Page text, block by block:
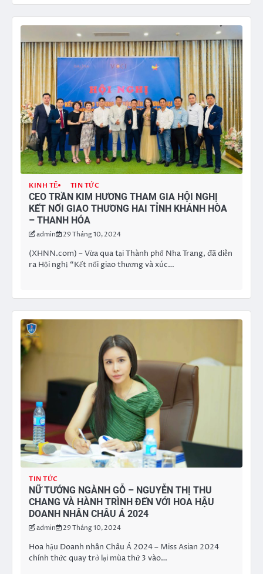
KINH TẾ TIN TỨC
CEO TRẦN KIM HƯƠNG THAM GIA HỘI NGHỊ
KẾT NỐI GIAO THƯƠNG HAI TỈNH KHÁNH HÒA
– THANH HÓA
admin 29 Tháng 10, 2024
(XHNN.com) – Vừa qua tại Thành phố Nha Trang, đã diễn
ra Hội nghị “Kết nối giao thương và xúc…
TIN TỨC
NỮ TƯỚNG NGÀNH GỖ – NGUYỄN THỊ THU
CHANG VÀ HÀNH TRÌNH ĐẾN VỚI HOA HẬU
DOANH NHÂN CHÂU Á 2024
admin 29 Tháng 10, 2024
Hoa hậu Doanh nhân Châu Á 2024 – Miss Asian 2024
chính thức quay trở lại mùa thứ 3 vào…